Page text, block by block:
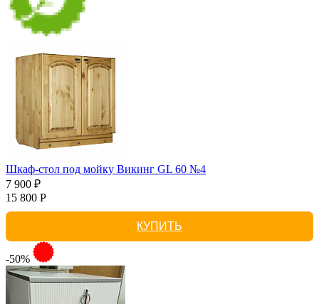
Шкаф-стол под мойку Викинг GL 60 №4
7 900 ₽
15 800 Р
КУПИТЬ
-50%